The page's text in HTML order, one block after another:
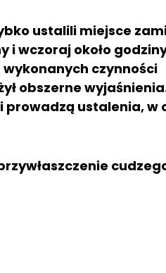
ustalili miejsce
i wczoraj około
czynności
obszerne
prowadzą ustalenia, w